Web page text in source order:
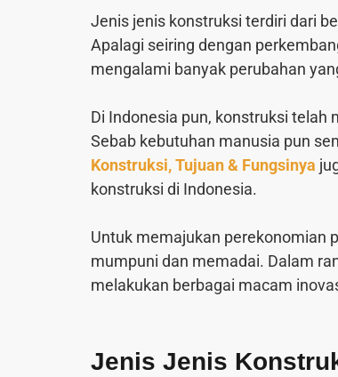
Jenis jenis konstruksi terdiri dari
Apalagi seiring dengan
mengalami banyak perubahan
Di Indonesia pun, konstruksi telah
Sebab kebutuhan manusia pun
Konstruksi, Tujuan & Fungsinya
konstruksi di Indonesia.
Untuk memajukan perekonomian
mumpuni dan memadai. Dalam
melakukan berbagai macam
Jenis Jenis